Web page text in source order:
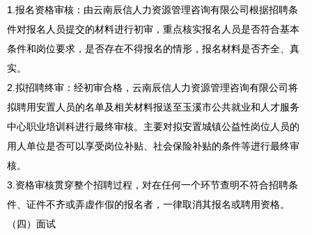
1.报名资格审核：由云南辰信人力资源管理咨询有限公司根据招聘条
件对报名人员提交的材料进行初审，重点核实报名人员是否符合基本
条件和岗位要求，是否存在不得报名的情形，报名材料是否齐全、真
实。
2.拟招聘终审：经初审合格，云南辰信人力资源管理咨询有限公司将
拟聘用安置人员的名单及相关材料报送至玉溪市公共就业和人才服务
中心职业培训科进行最终审核。主要对拟安置城镇公益性岗位人员的
用人单位是否可以享受岗位补贴、社会保险补贴的条件等进行最终审
核。
3.资格审核贯穿整个招聘过程，对在任何一个环节查明不符合招聘条
件、证件不齐或弄虚作假的报名者，一律取消其报名或聘用资格。
（四）面试